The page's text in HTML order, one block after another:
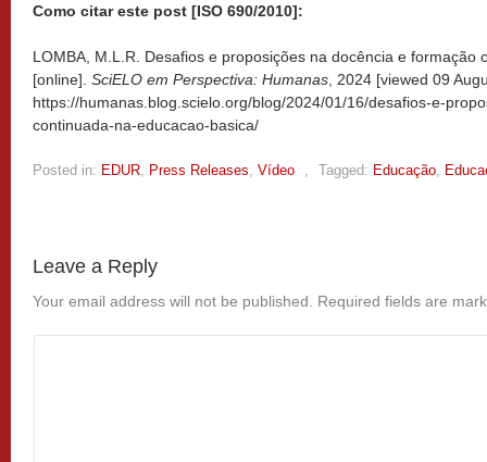
Como citar este post [ISO 690/2010]:
LOMBA, M.L.R. Desafios e proposições na docência e formação
[online]. SciELO em Perspectiva: Humanas , 2024 [viewed 09
https://humanas.blog.scielo.org/blog/2024/01/16/desafios-e-
continuada-na-educacao-basica/
Posted in: EDUR Press Releases Vídeo Tagged: Educação
Leave a Reply
Your email address will not be published. Required fields are